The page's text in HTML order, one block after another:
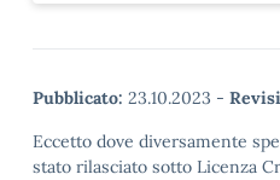
Pubblicato: 23.10.2023 -
Eccetto dove diversamente
stato rilasciato sotto Licenza